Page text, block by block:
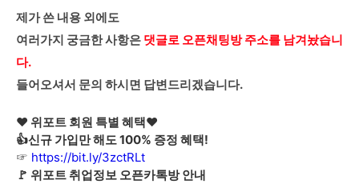
제가 쓴 내용 외에도
여러가지 궁금한 사항은 댓글로 오픈채팅방 주소를 남겨놨습니
다.
들어오셔서 문의 하시면 답변드리겠습니다.
♥ 위포트 회원 특별 혜택♥
👍신규 가입만 해도 100% 증정 혜택!
☞ https://bit.ly/3zctRLt
🚩 위포트 취업정보 오픈카톡방 안내